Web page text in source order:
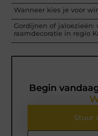
Wanneer kies je voor
Gordijnen of jaloezieën:
raamdecoratie in regio
Begin
Stuur